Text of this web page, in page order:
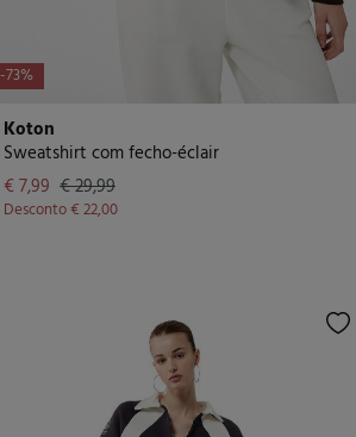
-73%
Koton
Sweatshirt com fecho-éclair
€ 7,99 € 29,99
Desconto€ 22,00